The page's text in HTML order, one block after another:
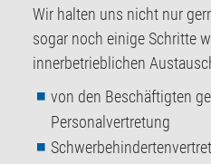
Wir halten uns nicht nur
sogar noch einige Schritte
innerbetrieblichen
von den Beschäftigten
Personalvertretung